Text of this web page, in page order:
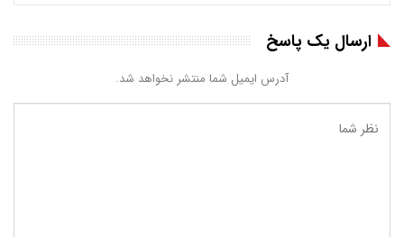
ارسال یک پاسخ
آدرس ایمیل شما منتشر نخواهد شد.